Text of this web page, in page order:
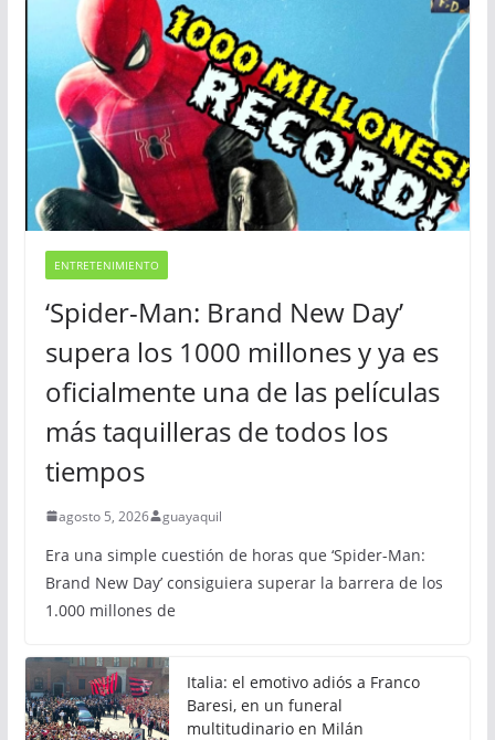
ENTRETENIMIENTO
‘Spider-Man: Brand New Day’
supera los 1000 millones y ya es
oficialmente una de las películas
más taquilleras de todos los
tiempos
agosto 5, 2026 guayaquil
Era una simple cuestión de horas que ‘Spider-Man:
Brand New Day’ consiguiera superar la barrera de los
1.000 millones de
Italia: el emotivo adiós a Franco
Baresi, en un funeral
multitudinario en Milán